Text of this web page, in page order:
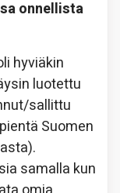
onnellista
hyviäkin
luotettu
sallittu
Suomen
samalla kun